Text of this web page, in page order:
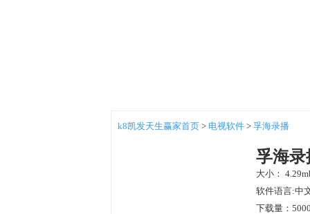
k8凯发天生赢家首页 > 电视软件 > 孚海录播
孚海
大小：
软件语言:中
下载量：